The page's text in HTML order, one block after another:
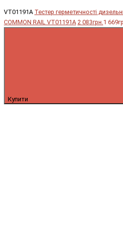
VT01191A Тестер герметичності
COMMON RAIL VT01191A 2 083грн.1
Купити